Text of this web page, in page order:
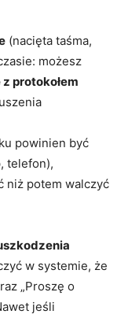
(nacięta taśma,
możesz
protokołem
powinien być
telefon),
niż potem walczyć
w systemie, że
„Proszę o
jeśli